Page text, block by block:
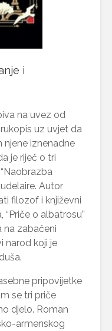
i
na uvez od
uz uvjet da
njene iznenadne
je riječ o tri
Autor
filozof i književni
“Priče o albatrosu”
na zabačeni
narod koji je
pripovijetke
se tri priče
djelo. Roman
armenskog